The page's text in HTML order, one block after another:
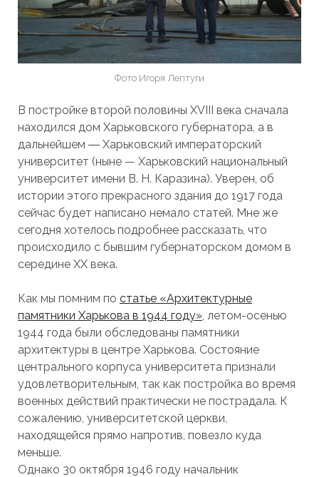
Фото Игоря Лептуги
В постройке второй половины XVIII века сначала
находился дом Харьковского губернатора, а в
дальнейшем ― Харьковский императорский
университет (ныне — Харьковский национальный
университет имени В. Н. Каразина). Уверен, об
истории этого прекрасного здания до 1917 года
сейчас будет написано немало статей. Мне же
сегодня хотелось подробнее рассказать, что
происходило с бывшим губернаторском домом в
середине XX века.
Как мы помним по статье «Архитектурные
памятники Харькова в 1944 году», летом-осенью
1944 года были обследованы памятники
архитектуры в центре Харькова. Состояние
центрального корпуса университета признали
удовлетворительным, так как постройка во время
военных действий практически не пострадала. К
сожалению, университетской церкви,
находящейся прямо напротив, повезло куда
меньше.
Однако 30 октября 1946 году начальник